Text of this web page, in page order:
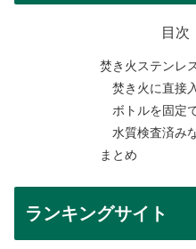
目次
焚き火ステンレ
焚き火に直接
ボトルを固定
水質検査済み
まとめ
ランキングサイト